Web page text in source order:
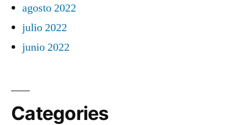
agosto 2022
julio 2022
junio 2022
Categories